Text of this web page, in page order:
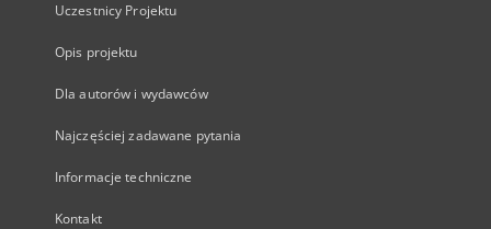
Uczestnicy Projektu
Opis projektu
Dla autorów i wydawców
Najczęściej zadawane pytania
Informacje techniczne
Kontakt